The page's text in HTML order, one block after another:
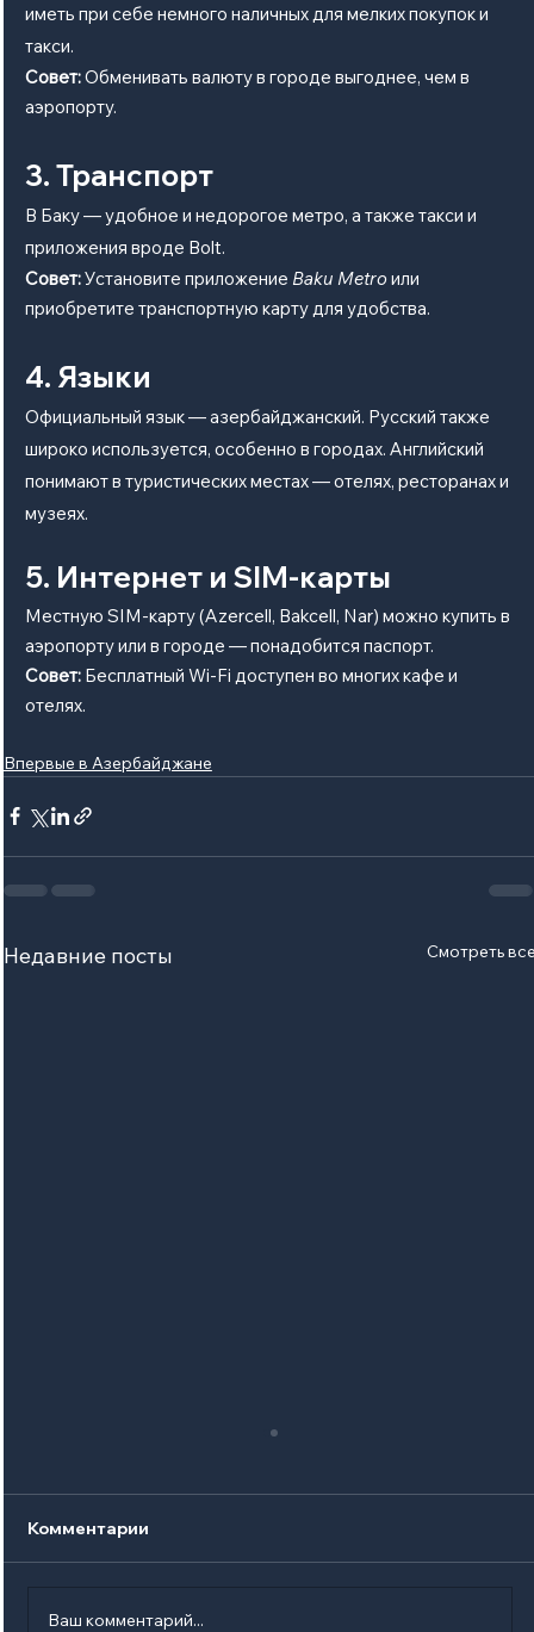
иметь при себе немного наличных для мелких покупок и
такси.
Совет: Обменивать валюту в городе выгоднее, чем в
аэропорту.
3. Транспорт
В Баку — удобное и недорогое метро, а также такси и
приложения вроде Bolt.
Совет: Установите приложение Baku Metro или
приобретите транспортную карту для удобства.
4. Языки
Официальный язык — азербайджанский. Русский также
широко используется, особенно в городах. Английский
понимают в туристических местах — отелях, ресторанах и
музеях.
5. Интернет и SIM-карты
Местную SIM-карту (Azercell, Bakcell, Nar) можно купить в
аэропорту или в городе — понадобится паспорт.
Совет: Бесплатный Wi-Fi доступен во многих кафе и
отелях.
Впервые в Азербайджане
Недавние посты Смотреть
Комментарии
Ваш комментарий...